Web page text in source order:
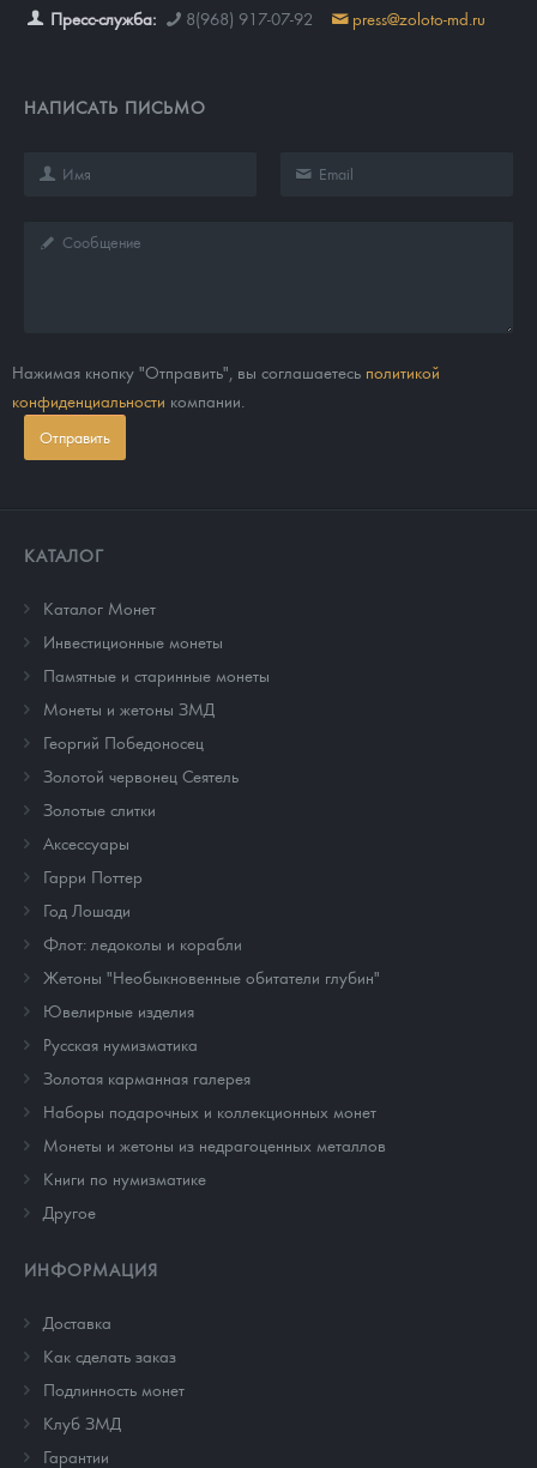
Пресс-служба: 8(968) 917-07-92 press@zoloto-md.ru
НАПИСАТЬ ПИСЬМО
Нажимая кнопку "Отправить", вы соглашаетесь политикой
конфиденциальности компании.
Отправить
КАТАЛОГ
Каталог Монет
Инвестиционные монеты
Памятные и старинные монеты
Монеты и жетоны ЗМД
Георгий Победоносец
Золотой червонец Сеятель
Золотые слитки
Аксессуары
Гарри Поттер
Год Лошади
Флот: ледоколы и корабли
Жетоны "Необыкновенные обитатели глубин"
Ювелирные изделия
Русская нумизматика
Золотая карманная галерея
Наборы подарочных и коллекционных монет
Монеты и жетоны из недрагоценных металлов
Книги по нумизматике
Другое
ИНФОРМАЦИЯ
Доставка
Как сделать заказ
Подлинность монет
Клуб ЗМД
Гарантии